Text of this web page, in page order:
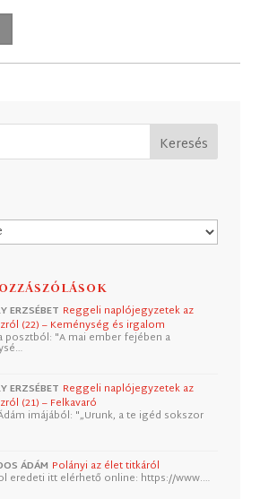
ERZSÉBET Reggeli naplójegyzetek az
(22) – Keménység és irgalom
posztból: "A mai ember fejében a
ERZSÉBET Reggeli naplójegyzetek az
(21) – Felkavaró
imájából: "„Urunk, a te igéd sokszor
ÁDÁM Polányi az élet titkáról
eredeti itt elérhető online: https://www.…